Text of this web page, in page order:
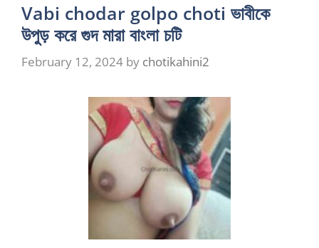
Vabi chodar golpo choti ভাবীকে
উপুড় করে গুদ মারা বাংলা চটি
February 12, 2024 by chotikahini2